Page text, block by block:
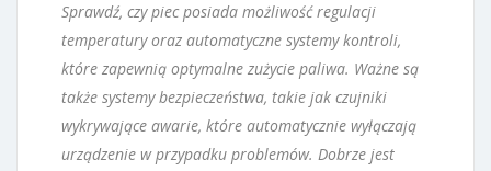
Sprawdź, czy piec posiada możliwość regulacji
temperatury oraz automatyczne systemy kontroli,
które zapewnią optymalne zużycie paliwa. Ważne są
także systemy bezpieczeństwa, takie jak czujniki
wykrywające awarie, które automatycznie wyłączają
urządzenie w przypadku problemów. Dobrze jest